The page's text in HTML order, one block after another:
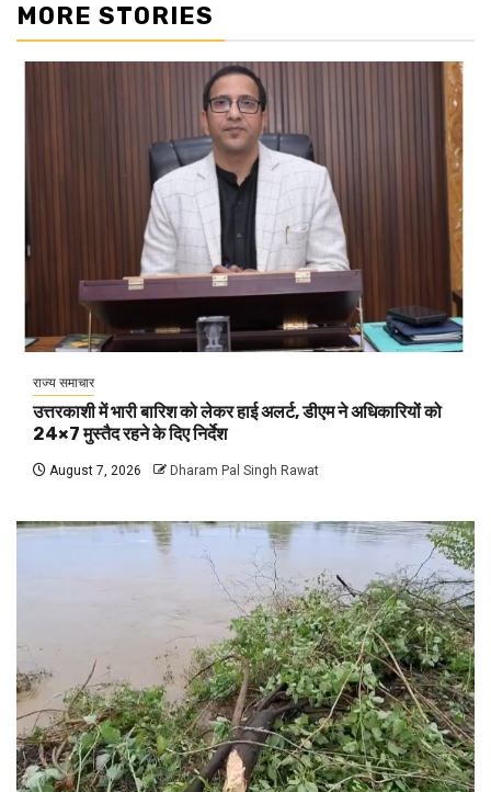
MORE STORIES
राज्य समाचार
उत्तरकाशी में भारी बारिश को लेकर हाई अलर्ट, डीएम ने अधिकारियों को
24×7 मुस्तैद रहने के दिए निर्देश
August 7, 2026 Dharam Pal Singh Rawat